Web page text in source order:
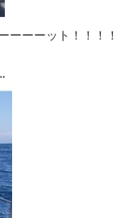
ーーーット！！！！